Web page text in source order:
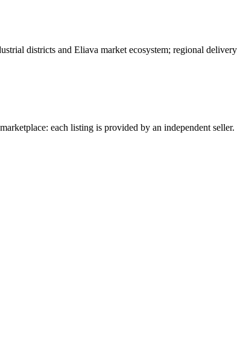
districts and Eliava market ecosystem; regional delivery
each listing is provided by an independent seller.